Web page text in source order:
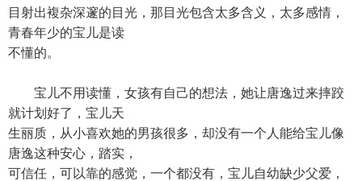
目射出複杂深邃的目光，那目光包含太多含义，太多感情，
青春年少的宝儿是读
不懂的。
宝儿不用读懂，女孩有自己的想法，她让唐逸过来摔跤
就计划好了，宝儿天
生丽质，从小喜欢她的男孩很多，却没有一个人能给宝儿像
唐逸这种安心，踏实，
可信任，可以靠的感觉，一个都没有，宝儿自幼缺少父爱，